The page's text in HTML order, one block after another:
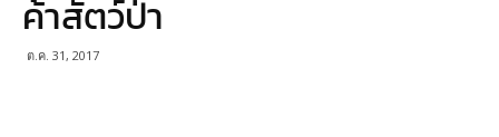
ค้าสัตว์ป่า
ต.ค. 31, 2017